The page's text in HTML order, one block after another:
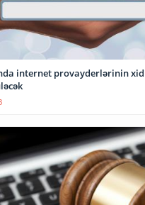
internet provayderlərinin